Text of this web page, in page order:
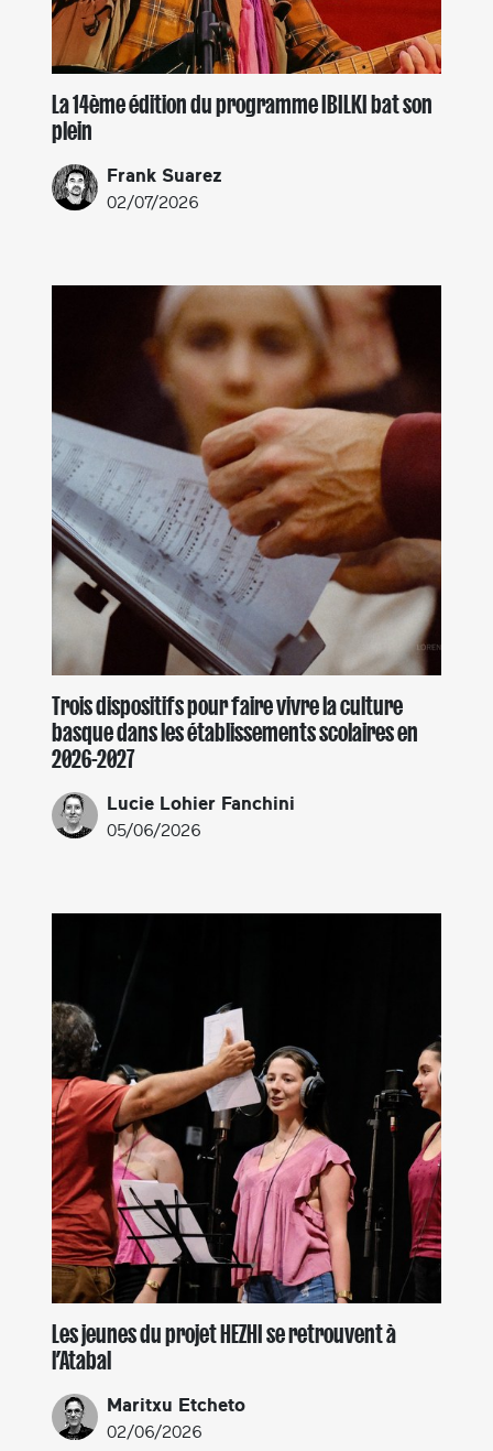
La 14ème édition du programme IBILKI bat son
plein
Frank Suarez
02/07/2026
Trois dispositifs pour faire vivre la culture
basque dans les établissements scolaires en
2026-2027
Lucie Lohier Fanchini
05/06/2026
Les jeunes du projet HEZHI se retrouvent à
l’Atabal
Maritxu Etcheto
02/06/2026